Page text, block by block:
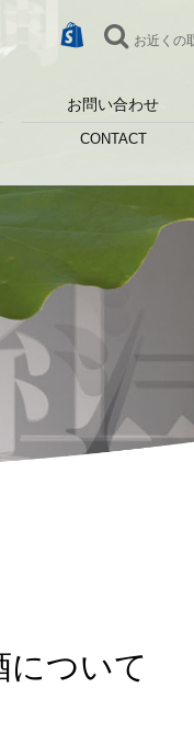
お近くの
お問い合わせ
CONTACT
について